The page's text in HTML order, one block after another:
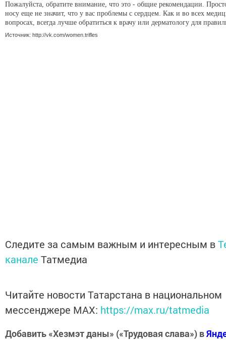
Пожалуйста, обратите внимание, что это - общие рекомендации.
носу еще не значит, что у вас проблемы с сердцем. Как и во всех
вопросах, всегда лучше обратиться к врачу или дерматологу для
Источник: http://vk.com/women.trifles
Следите за самым важным и интересным в
канале Татмедиа
Читайте новости Татарстана в национальном
мессенджере MАХ: https://max.ru/tatmedia
Добавить «Хезмэт даны» («Трудовая слава») в